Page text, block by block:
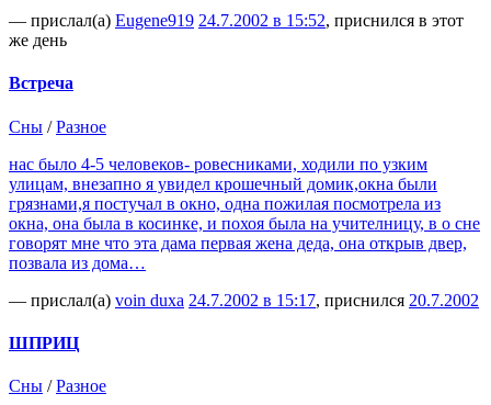
— прислал(а) Eugene919 24.7.2002 в 15:52, приснился в этот
же день
Встреча
Сны /Разное
нас было 4-5 человеков- ровесниками, ходили по узким
улицам, внезапно я увидел крошечный домик,окна были
грязнами,я постучал в окно, одна пожилая посмотрела из
окна, она была в косинке, и похоя была на учителницу, в о сне
говорят мне что эта дама первая жена деда, она открыв двер,
позвала из дома…
— прислал(а) voin duxa 24.7.2002 в 15:17, приснился 20.7.2002
ШПРИЦ
Сны /Разное